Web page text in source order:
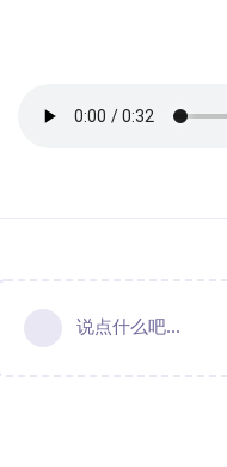
说点什么吧...